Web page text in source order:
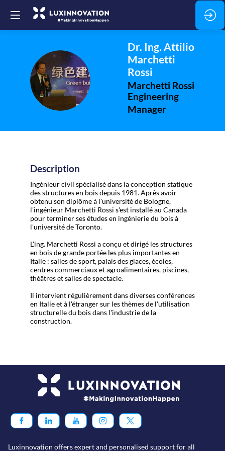
DIAMR
Dr. Ing. Attilio
Marchetti
Rossi
Marchetti Rossi
Engineering
Manager
Description
Ingénieur civil spécialisé dans la conception statique
des structures en bois depuis 1981. Après avoir
obtenu son diplôme à l'université de Bologne,
l'ingénieur Marchetti Rossi s'est installé au Canada
pour terminer ses études en ingénierie du bois à
l'université de Toronto.
L'ing. Marchetti Rossi a conçu et dirigé les structures
en bois de grande portée les plus importantes en
Italie : salles de sport, palais des glaces, écoles,
centres commerciaux et agroalimentaires, piscines,
théâtres et salles de spectacle.
Il intervient régulièrement dans diverses conférences
en Italie et à l'étranger sur les thèmes de l'utilisation
structurelle du bois dans l'industrie de la
construction.
Luxinnovation offers expert and personalised support for all